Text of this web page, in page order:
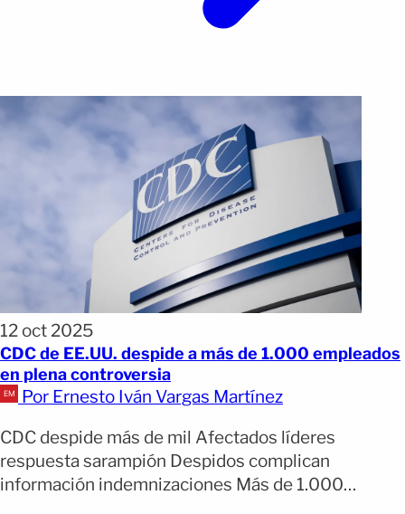
12 oct 2025
CDC de EE.UU. despide a más de 1.000 empleados
en plena controversia
Por Ernesto Iván Vargas Martínez
CDC despide más de mil Afectados líderes
respuesta sarampión Despidos complican
información indemnizaciones Más de 1.000